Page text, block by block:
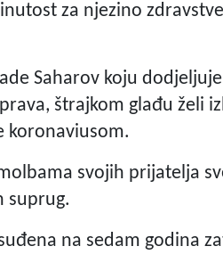
za njezino
Saharov koju
štrajkom glađu želi
koronaviusom.
svojih prijatelja
suprug.
na sedam godina